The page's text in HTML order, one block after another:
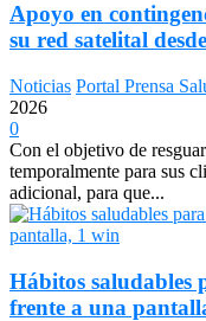
Apoyo en
su red satelital
Noticias Portal Prensa
2026
0
Con el objetivo de
temporalmente para sus
adicional, para que...
Hábitos saludables
frente a una